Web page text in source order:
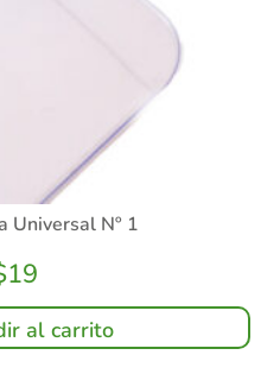
Universal Nº 1
19
al carrito